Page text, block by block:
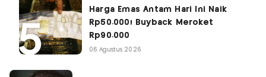
Harga Emas Antam Hari Ini Naik
Rp50.000! Buyback Meroket
Rp90.000
06 Agustus 2026